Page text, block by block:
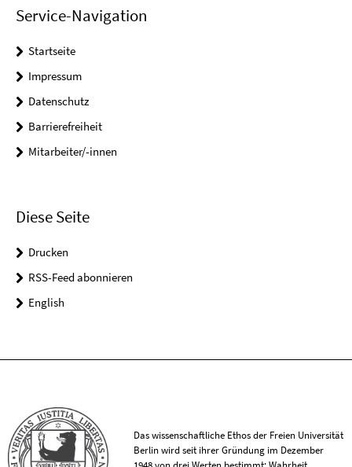
Service-Navigation
Startseite
Impressum
Datenschutz
Barrierefreiheit
Mitarbeiter/-innen
Diese Seite
Drucken
RSS-Feed abonnieren
English
Das wissenschaftliche Ethos der Freien Universität
Berlin wird seit ihrer Gründung im Dezember